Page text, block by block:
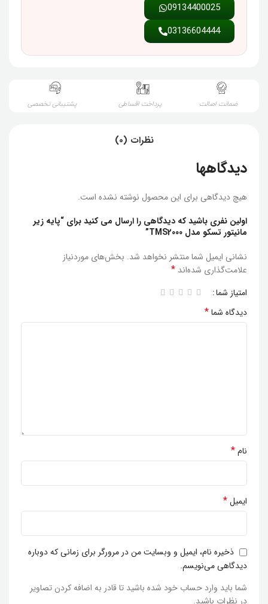
09134400025
03136604444
ضمانت اصالت پرداخت اقساطی پشتیبانی تخصصی
نظرات (0)
دیدگاهها
هیچ دیدگاهی برای این محصول نوشته نشده است.
اولین نفری باشید که دیدگاهی را ارسال می کنید برای “پایه زیر
مانیتور تسکو مدل TMS2000”
نشانی ایمیل شما منتشر نخواهد شد. بخش‌های موردنیاز
علامت‌گذاری شده‌اند*
امتیاز شما
دیدگاه شما*
نام*
ایمیل*
ذخیره نام، ایمیل و وبسایت من در مرورگر برای زمانی که دوباره
دیدگاهی می‌نویسم.
شما باید وارد حساب خود شده باشید تا قادر به اضافه کردن تصاویر
در نظرات باشید.